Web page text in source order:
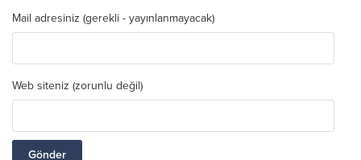
Mail adresiniz (gerekli - yayınlanmayacak)
Web siteniz (zorunlu değil)